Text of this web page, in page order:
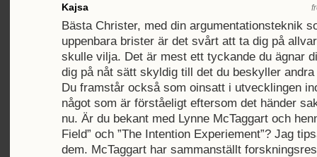
Kajsa
Bästa Christer, med din argumentationsteknik
uppenbara brister är det svårt att ta dig på
skulle vilja. Det är mest ett tyckande du ägnar
dig på nåt sätt skyldig till det du beskyller andra
Du framstår också som oinsatt i utvecklingen
något som är förståeligt eftersom det händer
nu. Är du bekant med Lynne McTaggart och
Field” och ”The Intention Experiement”? Jag
dem. McTaggart har sammanställt